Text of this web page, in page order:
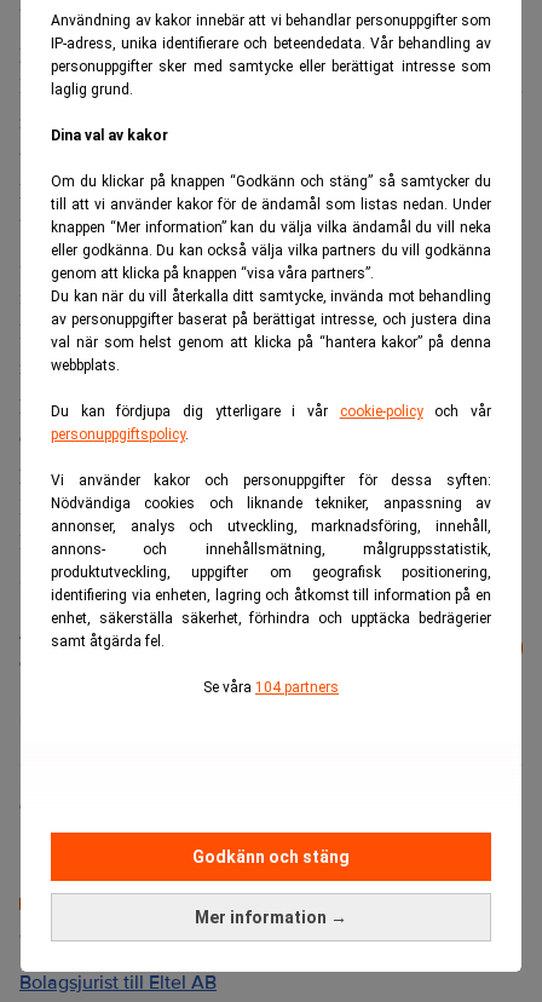
Användning av kakor innebär att vi behandlar personuppgifter som
IP-adress, unika identifierare och beteendedata. Vår behandling av
personuppgifter sker med samtycke eller berättigat intresse som
laglig grund.
Dina val av kakor
Om du klickar på knappen “Godkänn och stäng” så samtycker du
till att vi använder kakor för de ändamål som listas nedan. Under
knappen “Mer information” kan du välja vilka ändamål du vill neka
eller godkänna. Du kan också välja vilka partners du vill godkänna
genom att klicka på knappen “visa våra partners”.
Du kan när du vill återkalla ditt samtycke, invända mot behandling
av personuppgifter baserat på berättigat intresse, och justera dina
val när som helst genom att klicka på “hantera kakor” på denna
webbplats.
Du kan fördjupa dig ytterligare i vår cookie-policyoch vår
personuppgiftspolicy.
Vi använder kakor och personuppgifter för dessa syften:
Nödvändiga cookies och liknande tekniker, anpassning av
annonser, analys och utveckling, marknadsföring, innehåll,
annons- och innehållsmätning, målgruppsstatistik,
produktutveckling, uppgifter om geografisk positionering,
identifiering via enheten, lagring och åtkomst till information på en
enhet, säkerställa säkerhet, förhindra och upptäcka bedrägerier
samt åtgärda fel.
Se våra 104 partners
Mer information →
Godkänn och stäng
bötesbelopp som det är möjligt att ålägga motsvarar 10
procent av ett företags årliga omsättning.
Banken kommer nu att granska Finanstilsynets preliminära
rapport och lämna ett svar till Finanstilsynet inom
tidsfristen.
Eftersom Finanstilsynet ännu inte har avslutat
behandlingen av ärendet och därmed inte nått någon
slutlig slutsats kan DNB inte gå in på mer detaljer om
innehållet i den preliminära rapporten.
Det möjliga bötesbeloppet som DNB har meddelats är inte
relaterat till misstankar om penningtvätt eller medverkan i
penningtvätt, utan snarare vad Finanstilsynet anser vara
otillräcklig efterlevnad av reglerna och lagstiftningen mot
penningtvätt.
Inspektionen gäller endast DNB: s verksamhet i Norge.
DNB tar meddelandet från Finanstilsynet mycket seriöst,
skriver banken.
Läs mer från Realtid - vårt nyhetsbrev
är kostnadsfritt:
Camilla Jonsson
Senaste lediga jobben
Bolagsjurist till Eltel AB